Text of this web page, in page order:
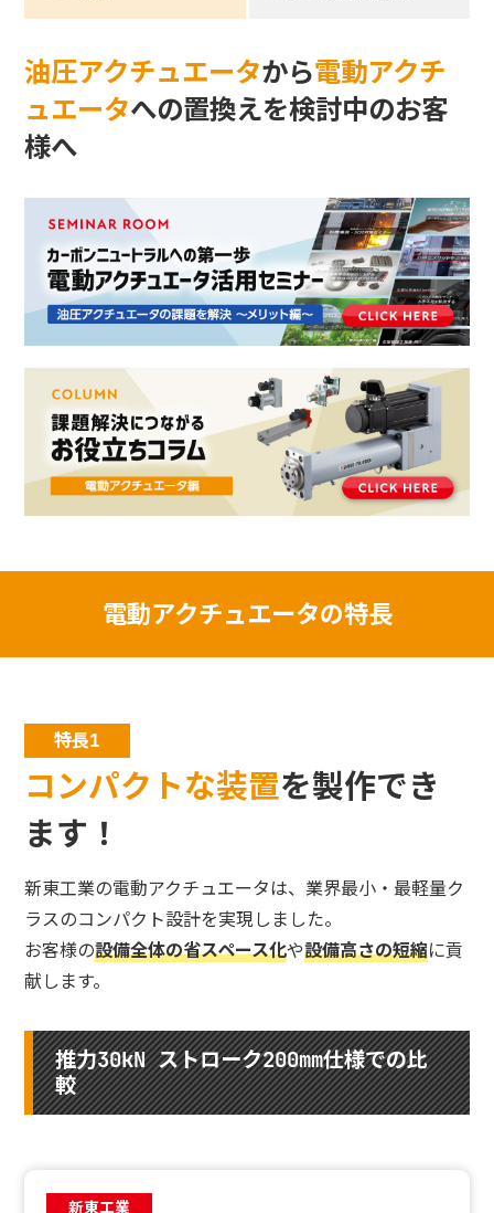
油圧アクチュエータから電動アクチ
ュエータへの置換えを検討中のお客
様へ
電動アクチュエータの特長
特長1
コンパクトな装置を製作でき
ます！
新東工業の電動アクチュエータは、業界最小・最軽量ク
ラスのコンパクト設計を実現しました。
お客様の設備全体の省スペース化や設備高さの短縮に貢
献します。
推力30kN ストローク200mm仕様での比
較
新東工業